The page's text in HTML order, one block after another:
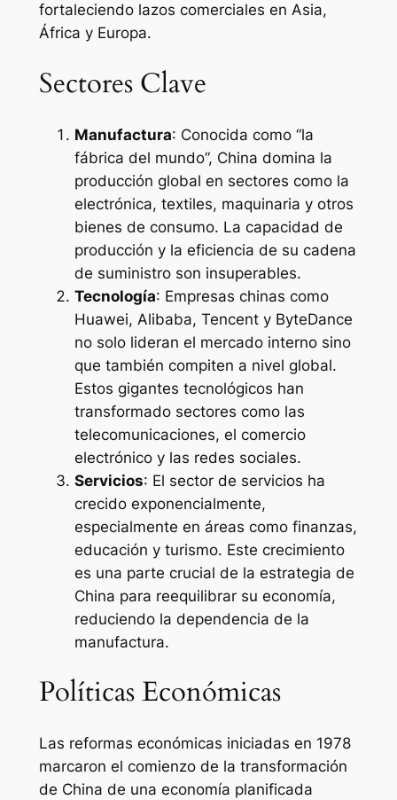
fortaleciendo lazos comerciales en Asia,
África y Europa.
Sectores Clave
Manufactura: Conocida como “la
fábrica del mundo”, China domina la
producción global en sectores como la
electrónica, textiles, maquinaria y otros
bienes de consumo. La capacidad de
producción y la eficiencia de su cadena
de suministro son insuperables.
Tecnología: Empresas chinas como
Huawei, Alibaba, Tencent y ByteDance
no solo lideran el mercado interno sino
que también compiten a nivel global.
Estos gigantes tecnológicos han
transformado sectores como las
telecomunicaciones, el comercio
electrónico y las redes sociales.
Servicios: El sector de servicios ha
crecido exponencialmente,
especialmente en áreas como finanzas,
educación y turismo. Este crecimiento
es una parte crucial de la estrategia de
China para reequilibrar su economía,
reduciendo la dependencia de la
manufactura.
Políticas Económicas
Las reformas económicas iniciadas en 1978
marcaron el comienzo de la transformación
de China de una economía planificada